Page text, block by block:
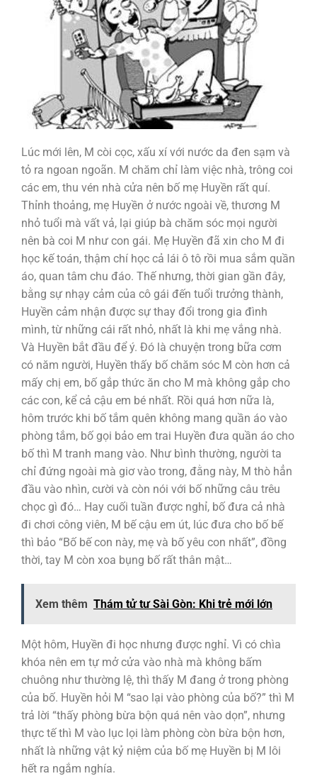
Lúc mới lên, M còi cọc, xấu xí với nước da đen sạm và
tỏ ra ngoan ngoãn. M chăm chỉ làm việc nhà, trông coi
các em, thu vén nhà cửa nên bố mẹ Huyền rất quí.
Thỉnh thoảng, mẹ Huyền ở nước ngoài về, thương M
nhỏ tuổi mà vất vả, lại giúp bà chăm sóc mọi người
nên bà coi M như con gái. Mẹ Huyền đã xin cho M đi
học kế toán, thậm chí học cả lái ô tô rồi mua sắm quần
áo, quan tâm chu đáo. Thế nhưng, thời gian gần đây,
bằng sự nhạy cảm của cô gái đến tuổi trưởng thành,
Huyền cảm nhận được sự thay đổi trong gia đình
mình, từ những cái rất nhỏ, nhất là khi mẹ vắng nhà.
Và Huyền bắt đầu để ý. Đó là chuyện trong bữa cơm
có năm người, Huyền thấy bố chăm sóc M còn hơn cả
mấy chị em, bố gắp thức ăn cho M mà không gắp cho
các con, kể cả cậu em bé nhất. Rồi quá hơn nữa là,
hôm trước khi bố tắm quên không mang quần áo vào
phòng tắm, bố gọi bảo em trai Huyền đưa quần áo cho
bố thì M tranh mang vào. Như bình thường, người ta
chỉ đứng ngoài mà giơ vào trong, đằng này, M thò hẳn
đầu vào nhìn, cười và còn nói với bố những câu trêu
chọc gì đó… Hay cuối tuần được nghỉ, bố đưa cả nhà
đi chơi công viên, M bế cậu em út, lúc đưa cho bố bế
thì bảo “Bố bế con này, mẹ và bố yêu con nhất”, đồng
thời, tay M còn xoa bụng bố rất thân mật…
Xem thêm Thám tử tư Sài Gòn: Khi trẻ mới lớn
Một hôm, Huyền đi học nhưng được nghỉ. Vì có chìa
khóa nên em tự mở cửa vào nhà mà không bấm
chuông như thường lệ, thì thấy M đang ở trong phòng
của bố. Huyền hỏi M “sao lại vào phòng của bố?” thì M
trả lời “thấy phòng bừa bộn quá nên vào dọn”, nhưng
thực tế thì M vào lục lọi làm phòng còn bừa bộn hơn,
nhất là những vật kỷ niệm của bố mẹ Huyền bị M lôi
hết ra ngắm nghía.